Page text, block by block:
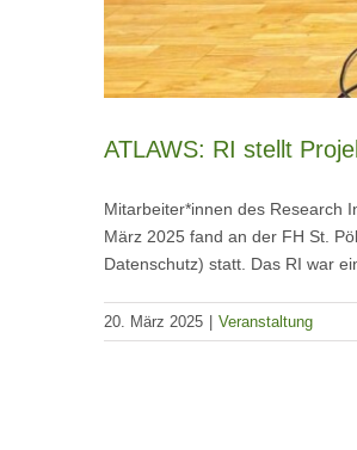
ATLAWS: RI stellt
Mitarbeiter*innen des Research
März 2025 fand an der FH St.
Datenschutz) statt. Das RI war
20. März 2025 | Veranstaltung